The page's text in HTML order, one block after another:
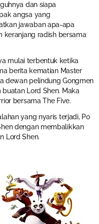
dan siapa
angsa yang
jawaban apa-apa
keranjang radish bersama
mulai terbentuk ketika
berita kematian Master
dewan pelindung Gongmen
Lord Shen. Maka
bersama The Five.
yang nyaris terjadi, Po
dengan membalikkan
Lord Shen.